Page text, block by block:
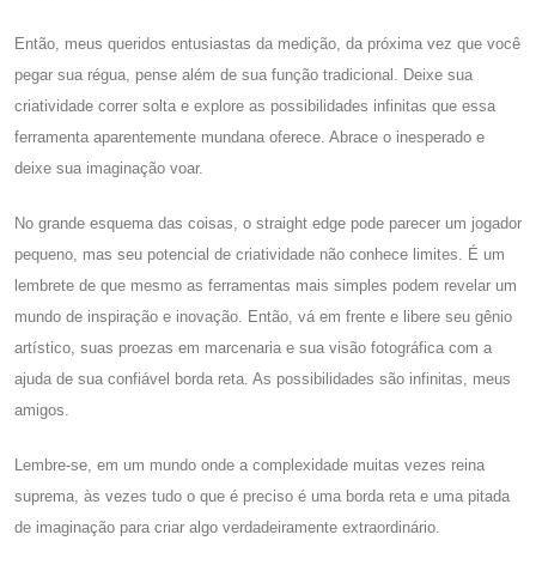
Então, meus queridos entusiastas da medição, da próxima vez que você
pegar sua régua, pense além de sua função tradicional. Deixe sua
criatividade correr solta e explore as possibilidades infinitas que essa
ferramenta aparentemente mundana oferece. Abrace o inesperado e
deixe sua imaginação voar.
No grande esquema das coisas, o straight edge pode parecer um jogador
pequeno, mas seu potencial de criatividade não conhece limites. É um
lembrete de que mesmo as ferramentas mais simples podem revelar um
mundo de inspiração e inovação. Então, vá em frente e libere seu gênio
artístico, suas proezas em marcenaria e sua visão fotográfica com a
ajuda de sua confiável borda reta. As possibilidades são infinitas, meus
amigos.
Lembre-se, em um mundo onde a complexidade muitas vezes reina
suprema, às vezes tudo o que é preciso é uma borda reta e uma pitada
de imaginação para criar algo verdadeiramente extraordinário.